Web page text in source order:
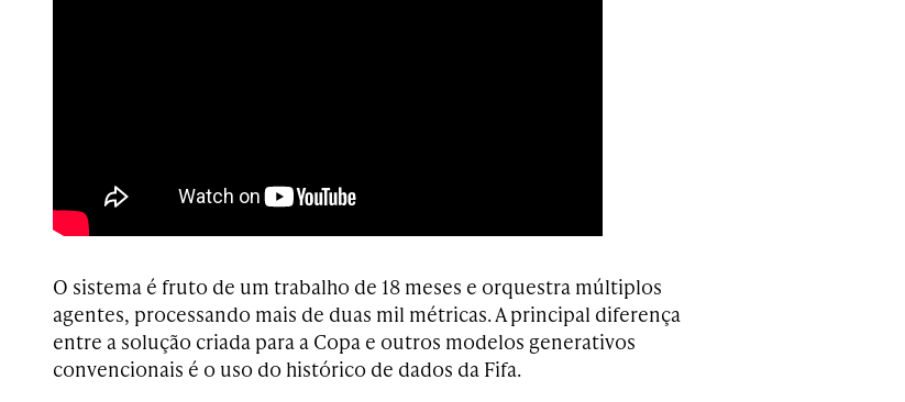
O sistema é fruto de um trabalho de 18 meses e orquestra múltiplos
agentes, processando mais de duas mil métricas. A principal diferença
entre a solução criada para a Copa e outros modelos generativos
convencionais é o uso do histórico de dados da Fifa.